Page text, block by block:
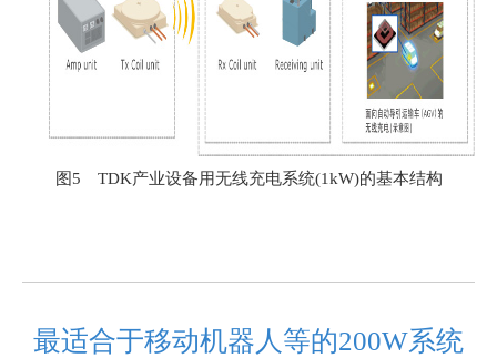
图5 TDK产业设备用无线充电系统(1kW)的基本结构
最适合于移动机器人等的200W系统